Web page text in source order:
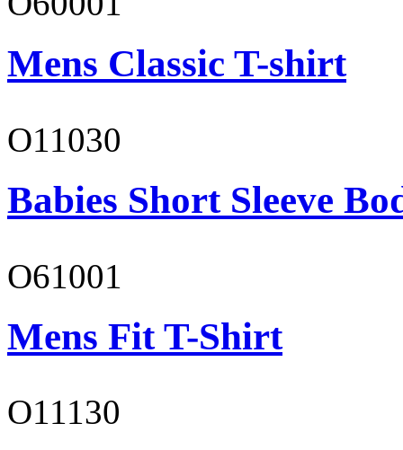
Mens Classic T-shirt
O11030
Babies Short Sleeve
O61001
Mens Fit T-Shirt
O11130